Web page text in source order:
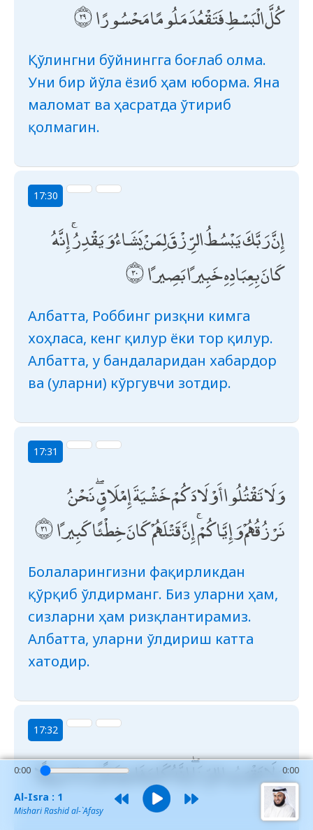
كُلَّ الْبَسْطِ فَتَقْعُدَ مَلُومًا مَحْسُورًا
Қўлингни бўйнингга боғлаб олма.
Уни бир йўла ёзиб ҳам юборма. Яна
маломат ва ҳасратда ўтириб
қолмагин.
17:30
إِنَّ رَبَّكَ يَبْسُطُ الرِّزْقَ لِمَنْ يَشَاءُ وَيَقْدِرُ ۚ إِنَّهُ
كَانَ بِعِبَادِهِ خَبِيرًا بَصِيرًا
Албатта, Роббинг ризқни кимга
хоҳласа, кенг қилур ёки тор қилур.
Албатта, у бандаларидан хабардор
ва (уларни) кўргувчи зотдир.
17:31
وَلَا تَقْتُلُوا أَوْلَادَكُمْ خَشْيَةَ إِمْلَاقٍ ۖ نَحْنُ
نَرْزُقُهُمْ وَإِيَّاكُمْ ۚ إِنَّ قَتْلَهُمْ كَانَ خِطْئًا كَبِيرًا
Болаларингизни фақирликдан
қўрқиб ўлдирманг. Биз уларни ҳам,
сизларни ҳам ризқлантирамиз.
Албатта, уларни ўлдириш катта
хатодир.
17:32
وَلَا تَقْرَبُوا الزِّنَا ۖ إِنَّهُ كَانَ فَاحِشَةً وَسَاءَ سَبِيلًا 0:00 0:00
Al-Isra : 1
Mishari Rashid al-`Afasy